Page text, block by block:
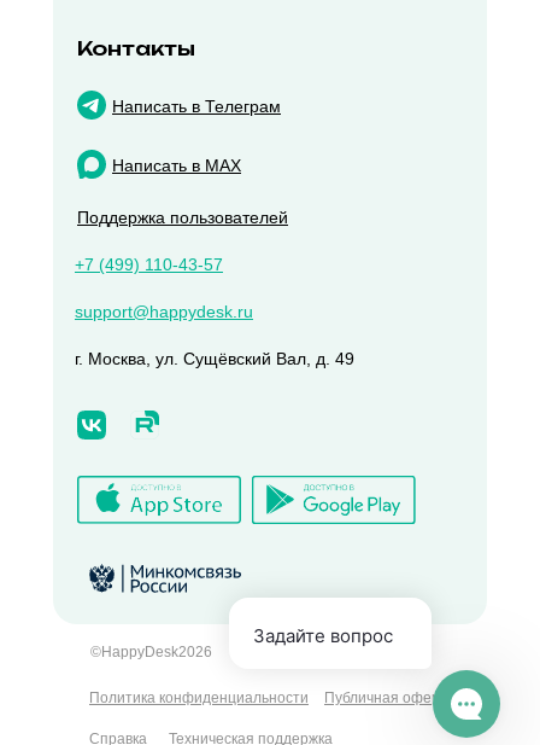
Контакты
+7 (499) 110-43-57
support@happydesk.ru
г. Москва, ул. Сущёвский Вал, д. 49
Написать в Телеграм
Написать в MAX
Поддержка пользователей
©HappyDesk2026
Публичная оферта
Политика конфиденциальности
Справка Техническая поддержка